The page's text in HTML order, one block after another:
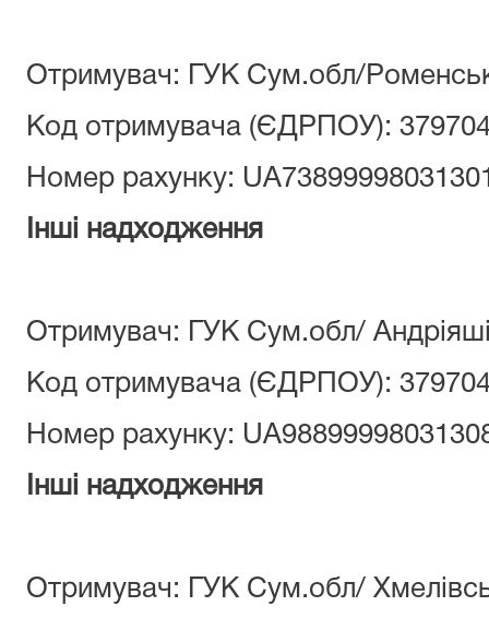
Отримувач: ГУК Сум.обл/
Код отримувача (ЄДРПОУ):
Номер рахунку:
Інші надходження
Отримувач: ГУК Сум.обл/
Код отримувача (ЄДРПОУ):
Номер рахунку:
Інші надходження
Отримувач: ГУК Сум.обл/